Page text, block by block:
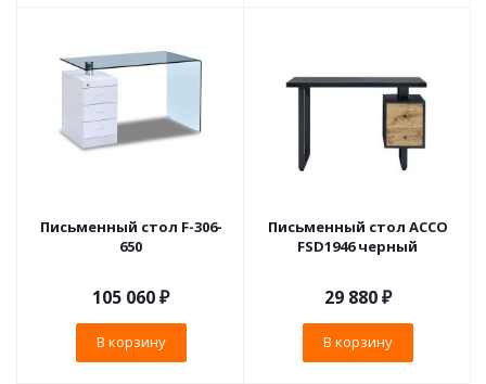
Письменный стол F-306-
650
105 060₽
В корзину
Письменный cтол ACCO
FSD1946 черный
29 880₽
В корзину